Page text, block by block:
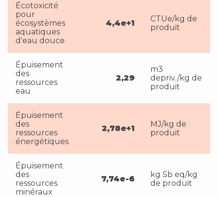
Écotoxicité
pour
écosystèmes
aquatiques
d'eau douce
4,4e+1
CTUe/kg de
produit
Épuisement
des
ressources
eau
2,29
m3
depriv./kg de
produit
Épuisement
des
ressources
énergétiques
2,78e+1
MJ/kg de
produit
Épuisement
des
ressources
minéraux
7,74e-6
kg Sb eq/kg
de produit